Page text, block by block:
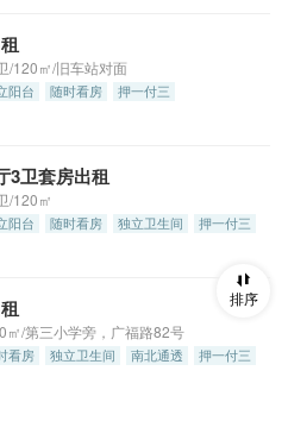
/120㎡/旧车站对面
阳台 随时看房 押一付三
3卫套房出租
/120㎡
阳台 随时看房 独立卫生间 押一付三
㎡/第三小学旁，广福路82号
看房 独立卫生间 南北通透 押一付三
排序